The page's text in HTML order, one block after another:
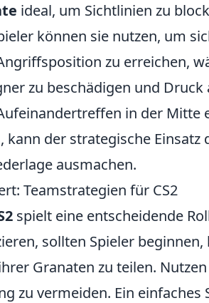
ideal, um Sichtlinien zu
können sie nutzen, um
zu erreichen,
zu beschädigen und Druck
in der Mitte
der strategische Einsatz
ausmachen.
Teamstrategien für CS2
spielt eine entscheidende
sollten Spieler beginnen,
Granaten zu teilen. Nutzen
zu vermeiden. Ein einfaches